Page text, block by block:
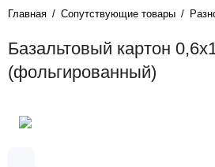
Главная Сопутствующие товары
Базальтовый картон
(фольгированный)